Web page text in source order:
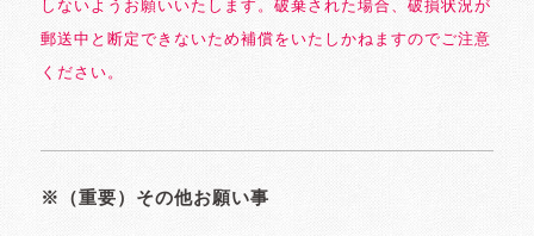
しないようお願いいたします。破棄された場合、破損状況が
郵送中と断定できないため補償をいたしかねますのでご注意
ください。
※（重要）その他お願い事